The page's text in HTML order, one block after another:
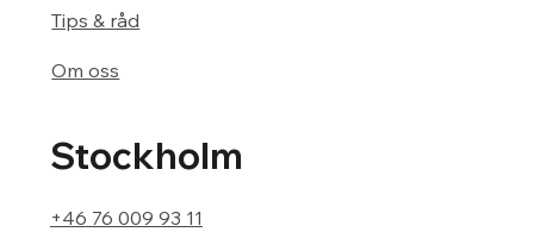
Tips & råd
Om oss
Stockholm
+46 76 009 93 11